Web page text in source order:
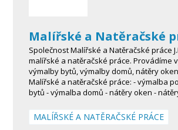
Malířské a Natěračské
Společnost Malířské a Natěračské práce
malířské a natěračské práce. Provádíme
výmalby bytů, výmalby domů, nátěry
Malířské a natěračské práce: - výmalba
bytů - výmalba domů - nátěry oken -
MALÍŘSKÉ A NATĚRAČSKÉ PRÁCE